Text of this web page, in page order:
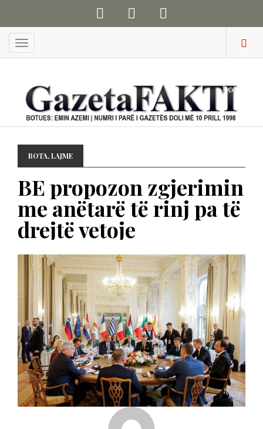
Menu
BOTA,LAJME
BE propozon zgjerimin
me anëtarë të rinj pa të
drejtë vetoje